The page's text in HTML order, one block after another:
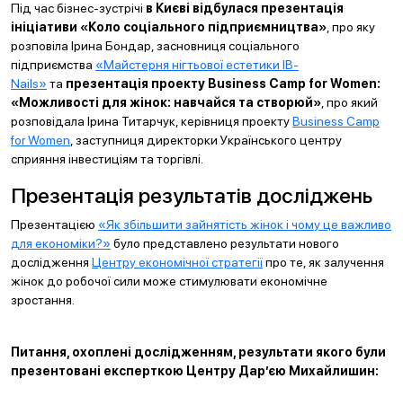
Під час бізнес-зустрічі в Києві відбулася презентація
ініціативи «Коло соціального підприємництва» , про яку
розповіла Ірина Бондар, засновниця соціального
підприємства «Майстерня нігтьової естетики IB-
Nails» та презентація проекту Business Camp for Women:
«Можливості для жінок: навчайся та створюй» , про який
розповідала Ірина Титарчук, керівниця проектуBusiness Camp
for Women , заступниця директорки Українського центру
сприяння інвестиціям та торгівлі.
Презентація результатів досліджень
Презентацією «Як збільшити зайнятість жінок і чому це важливо
для економіки?» було представлено результати нового
дослідження Центру економічної стратегіїпро те, як залучення
жінок до робочої сили може стимулювати економічне
зростання.
Питання, охоплені дослідженням, результати якого були
презентовані експерткою Центру Дар’єю Михайлишин: